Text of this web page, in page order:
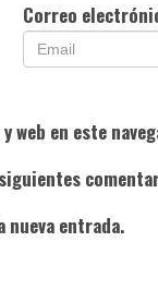
Correo
en este
entrada.